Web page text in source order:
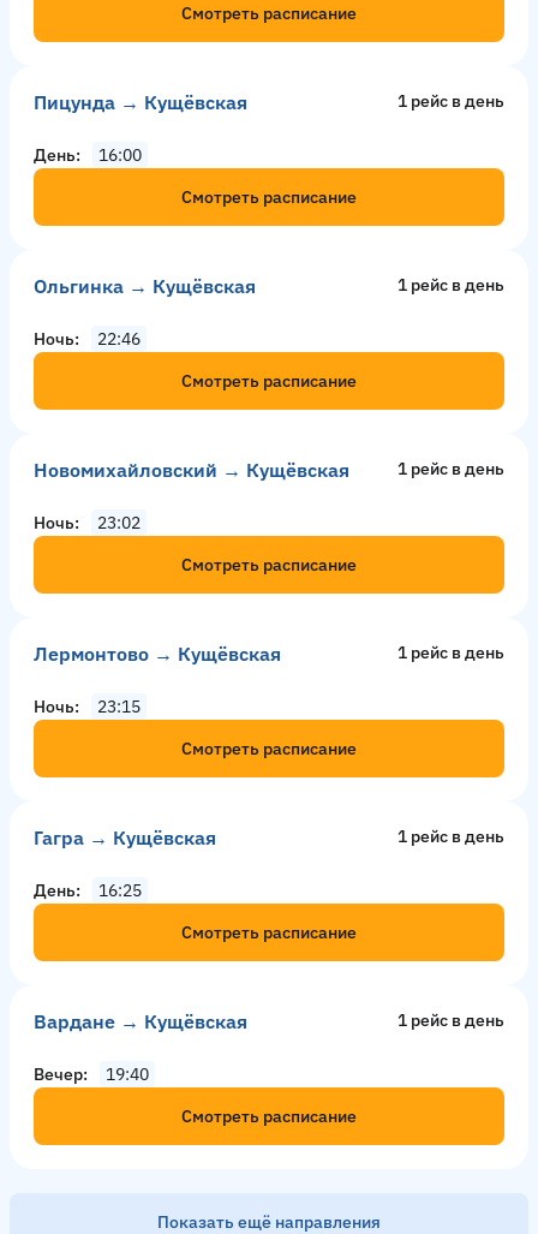
Смотреть расписание
Пицунда → Кущёвская 1 рейс в день
День
16:00
Смотреть расписание
Ольгинка → Кущёвская 1 рейс в день
Ночь
22:46
Смотреть расписание
Новомихайловский → Кущёвская 1 рейс в день
Ночь
23:02
Смотреть расписание
Лермонтово → Кущёвская 1 рейс в день
Ночь
23:15
Смотреть расписание
Гагра → Кущёвская 1 рейс в день
День
16:25
Смотреть расписание
Вардане → Кущёвская 1 рейс в день
Вечер
19:40
Смотреть расписание
Показать ещё направления